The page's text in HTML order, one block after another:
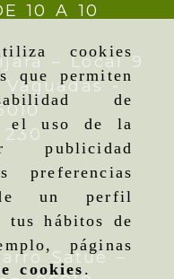
cookies
que permiten
de
el uso de la
preferencias
un perfil
tus hábitos de
páginas
cookies.
10 A 10
– Local 9
-
Satué –